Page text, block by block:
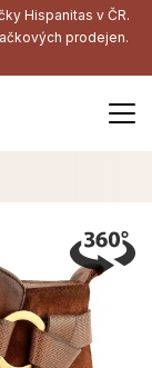
Hispanitas v ČR.
prodejen.